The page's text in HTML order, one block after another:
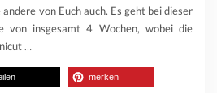
von Euch auch. Es geht bei dieser
von insgesamt 4 Wochen, wobei die
merken